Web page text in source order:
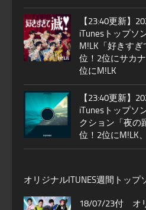
【23:40更新】
iTunesトップソ
M!LK「好きすぎ
位！2位にサカ
位にM!LK
【23:40更新】
iTunesトップソ
クション「夜の
位！2位にM!LK
オリジナルITUNES週間トップ
18/07/23付 オ